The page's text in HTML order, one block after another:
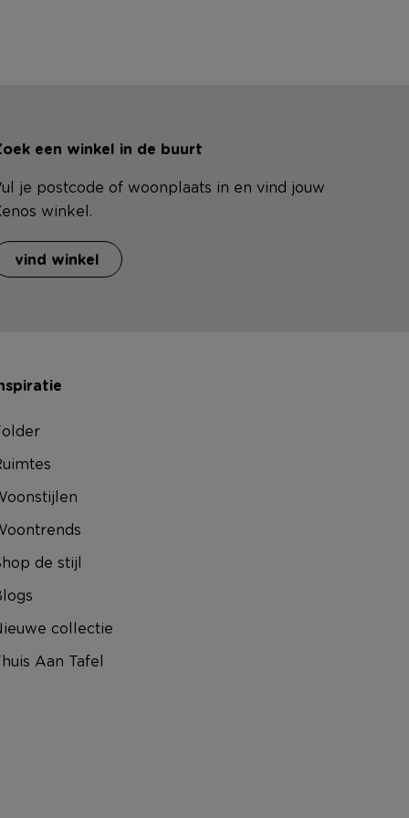
een winkel in de buurt
je postcode of woonplaats in en vind jouw
winkel.
vind winkel
de stijl
collectie
Aan Tafel